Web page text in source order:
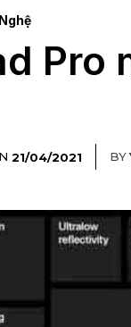
Pro
21/04/2021 BY